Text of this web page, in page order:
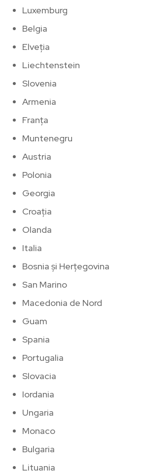
Luxemburg
Belgia
Elveţia
Liechtenstein
Slovenia
Armenia
Franţa
Muntenegru
Austria
Polonia
Georgia
Croaţia
Olanda
Italia
Bosnia şi Herţegovina
San Marino
Macedonia de Nord
Guam
Spania
Portugalia
Slovacia
Iordania
Ungaria
Monaco
Bulgaria
Lituania